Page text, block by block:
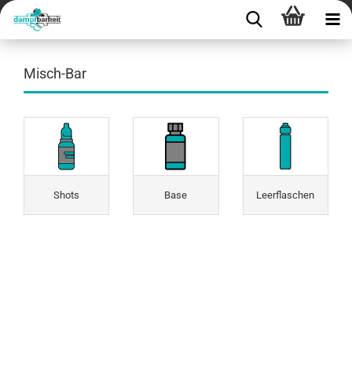
Misch-Bar
Shots Base Leerflaschen